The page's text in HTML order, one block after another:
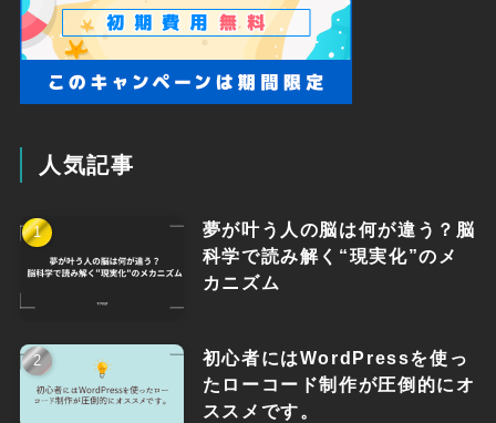
人気記事
夢が叶う人の脳は何が違う？脳
科学で読み解く“現実化”のメ
カニズム
初心者にはWordPressを使っ
たローコード制作が圧倒的にオ
ススメです。